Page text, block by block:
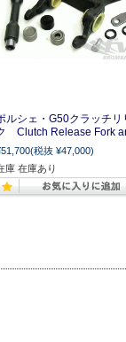
ルシェ・G50クラッチリ
Clutch Release Fork
(税抜 ¥47,000)
庫 在庫あり